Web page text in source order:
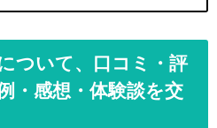
ついて、口コミ・評
・感想・体験談を交